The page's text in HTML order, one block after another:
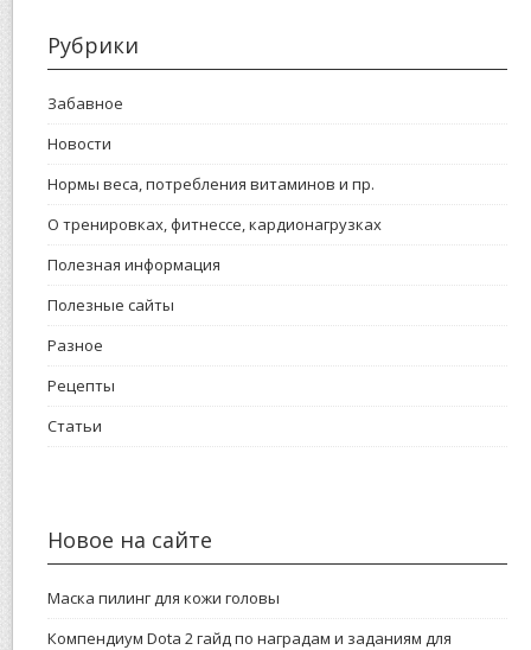
Рубрики
Забавное
Новости
Нормы веса, потребления витаминов и пр.
О тренировках, фитнессе, кардионагрузках
Полезная информация
Полезные сайты
Разное
Рецепты
Статьи
Новое на сайте
Маска пилинг для кожи головы
Компендиум Dota 2 гайд по наградам и заданиям для